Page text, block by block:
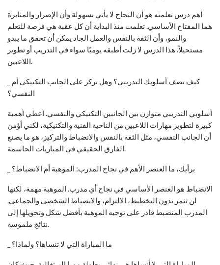
أهم درس تعلمته هو أن النجاح لا يأتي بسهولة وأن الإصرار والمثابرة
هما المفتاح الأساسي. تعلمت منذ البداية أن كل عقبة هي فرصة للتعلم
والنمو، وأن الثقة بالنفس والعمل الجاد يمكن أن تحقق ما يبدو
مستحيلاً. هذا الدرس لا زلت أطبقه يوميًا سواء في التدريب أو تطوير
اللاعبين.
النفسي؟
أسلوبي التدريبي متوازن بين الجانبين التكتيكي والنفسي. أعطي أهمية
كبيرة لتطوير مهارات اللاعبين من الناحية الفنية والتكتيكية، لكني أؤمن
أن الجانب النفسي، مثل الثقة بالنفس والانضباط والتركيز، هو ما يصنع
الفارق الحقيقي في المباريات الحاسمة.
_ برأيك، ما العنصر الأهم في نجاح المدرب: الموهبة أم الانضباط؟
الانضباط هو العنصر الأساسي في نجاح أي مدرب. الموهبة مهمة، لكنها
لن تثمر بدون التخطيط، الالتزام، والانضباط الشخصي والجماعي.
المدرب المنضبط قادر على توجيه الموهبة بأفضل شكل وتحويلها إلى
نتائج ملموسة.
_ ما المباراة التي لا تنساها؟ ولماذا؟